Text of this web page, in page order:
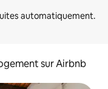
sur Airbnb